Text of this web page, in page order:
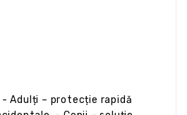
- Adulți – protecție rapidă